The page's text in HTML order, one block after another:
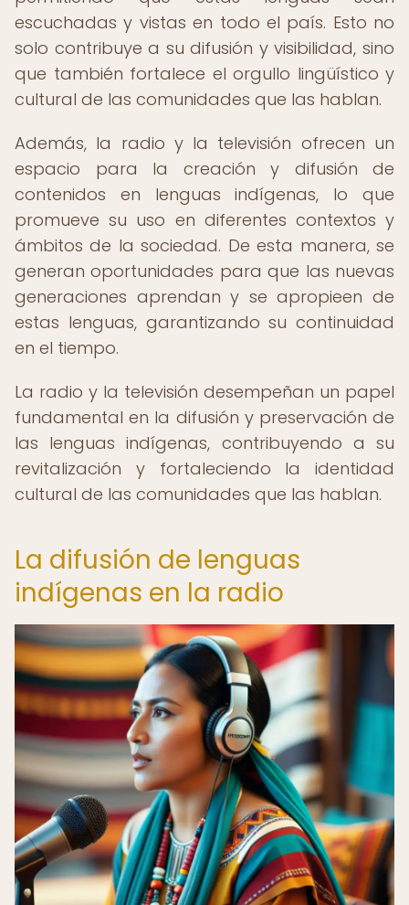
escuchadas y vistas en todo el país. Esto no
solo contribuye a su difusión y visibilidad, sino
que también fortalece el orgullo lingüístico y
cultural de las comunidades que las hablan.
Además, la radio y la televisión ofrecen un
espacio para la creación y difusión de
contenidos en lenguas indígenas, lo que
promueve su uso en diferentes contextos y
ámbitos de la sociedad. De esta manera, se
generan oportunidades para que las nuevas
generaciones aprendan y se apropieen de
estas lenguas, garantizando su continuidad
en el tiempo.
La radio y la televisión desempeñan un papel
fundamental en la difusión y preservación de
las lenguas indígenas, contribuyendo a su
revitalización y fortaleciendo la identidad
cultural de las comunidades que las hablan.
La difusión de lenguas
indígenas en la radio